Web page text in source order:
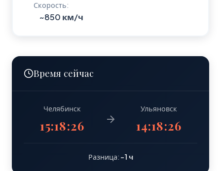
Скорость:
~850 км/ч
Время сейчас
Челябинск
15:18:27
Ульяновск
14:18:27
Разница: -1 ч